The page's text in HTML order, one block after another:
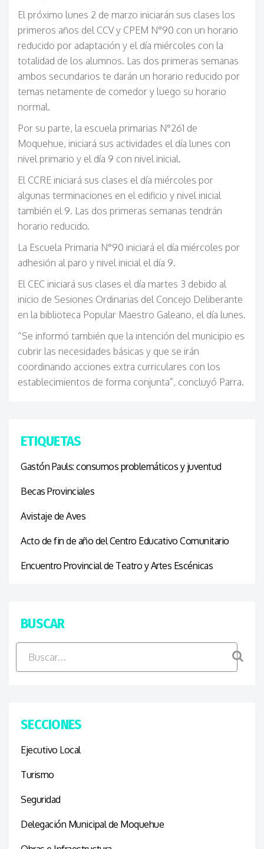
El próximo lunes 2 de marzo iniciarán sus clases los
primeros años del CCV y CPEM N°90 con un horario
reducido por adaptación y el día miércoles con la
totalidad de los alumnos. Las dos primeras semanas
ambos secundarios te darán un horario reducido por
temas netamente de comedor y luego su horario
normal.
Por su parte, la escuela primarias N°261 de
Moquehue, iniciará sus actividades el día lunes con
nivel primario y el día 9 con nivel inicial.
El CCRE iniciará sus clases el día miércoles por
algunas terminaciones en el edificio y nivel inicial
también el 9. Las dos primeras semanas tendrán
horario reducido.
La Escuela Primaria N°90 iniciará el día miércoles por
adhesión al paro y nivel inicial el día 9.
El CEC iniciará sus clases el día martes 3 debido al
inicio de Sesiones Ordinarias del Concejo Deliberante
en la biblioteca Popular Maestro Galeano, el día lunes.
“Se informó también que la intención del municipio es
cubrir las necesidades básicas y que se irán
coordinando acciones extra curriculares con los
establecimientos de forma conjunta”, concluyó Parra.
ETIQUETAS
Gastón Pauls: consumos problemáticos y juventud
Becas Provinciales
Avistaje de Aves
Acto de fin de año del Centro Educativo Comunitario
Encuentro Provincial de Teatro y Artes Escénicas
BUSCAR
SECCIONES
Ejecutivo Local
Turismo
Seguridad
Delegación Municipal de Moquehue